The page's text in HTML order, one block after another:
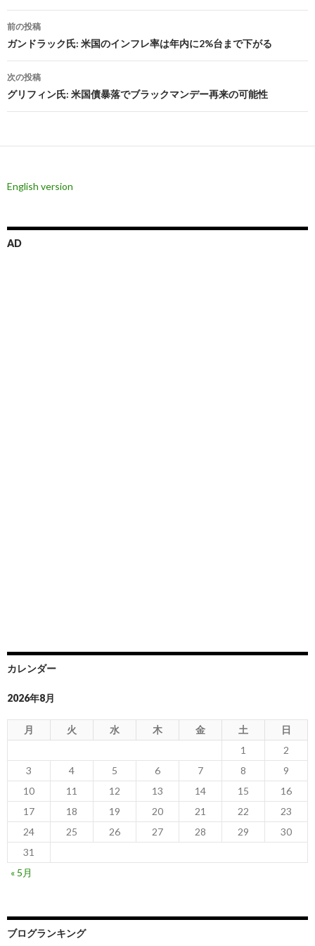
投
稿
ナ
ビ
ー
ョ
前の投稿
ガンドラック氏: 米国のインフレ率は年内に2%台まで下がる
次の投稿
グリフィン氏: 米国債暴落でブラックマンデー再来の可能性
English version
AD
カレンダー
2026年8月
月 火 水 木 金 土
日
1
2
3
4 5 6 7 8
9
10
11 12 13 14 15
16
17
18 19 20 21 22
23
24
25 26 27 28 29
30
31
« 5月
ブログランキング